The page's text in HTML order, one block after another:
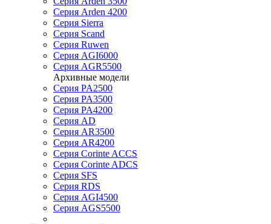
Серия Arden 4200
Серия Sierra
Серия Scand
Серия Ruwen
Серия AGI6000
Серия AGR5500
Архивные модели
Серия PA2500
Серия PA3500
Серия PA4200
Серия AD
Серия AR3500
Серия AR4200
Серия Corinte ACCS
Серия Corinte ADCS
Серия SFS
Серия RDS
Серия AGI4500
Серия AGS5500